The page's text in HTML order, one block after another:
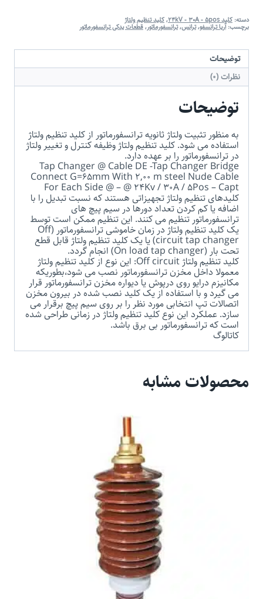
دسته: کلید 24kV - 30A - 5pos ,کلید تنظیم ولتاژ
برچسب:آریا ترانسفو,ترانس,ترانسفورماتور,قطعات یدکی ترانسفورماتور
توضیحات
نظرات (0)
توضیحات
به منظور تثبیت ولتاژ ثانویه ترانسفورماتور از کلید تنظیم ولتاژ
استفاده می شود. کلید تنظیم ولتاژ وظیفه کنترل و تغییر ولتاژ
در ترانسفورماتور را بر عهده دارد.
Tap Changer @ Cable DE -Tap Changer Bridge
Connect G=65mm With 2,00 m steel Nude Cable
For Each Side @ – @ 24Kv / 30A / 5Pos – Capt
کلیدهای تنظیم ولتاژ تجهیزاتی هستند که نسبت تبدیل را با
اضافه یا کم کردن تعداد دورها در سیم پیچ های
ترانسفورماتور تنظیم می کنند. این تنظیم ممکن است توسط
یک کلید تنظیم ولتاژ در زمان خاموشی ترانسفورماتور (Off
circuit tap changer) یا یک کلید تنظیم ولتاژ قابل قطع
تحت بار (On load tap changer) انجام گردد.
کلید تنظیم ولتاژ Off circuit: این نوع از کلید تنظیم ولتاژ
معمولا داخل مخزن ترانسفورماتور نصب می شود،بطوریکه
مکانیزم درایو روی درپوش یا دیواره مخزن ترانسفورماتور قرار
می گیرد و با استفاده از یک کلید نصب شده در بیرون مخزن
اتصالات تپ انتخابی مورد نظر را بر روی سیم پیچ برقرار می
سازد. عملکرد این نوع کلید تنظیم ولتاژ در زمانی طراحی شده
است که ترانسفورماتور بی برق باشد.
کاتالوگ
محصولات مشابه